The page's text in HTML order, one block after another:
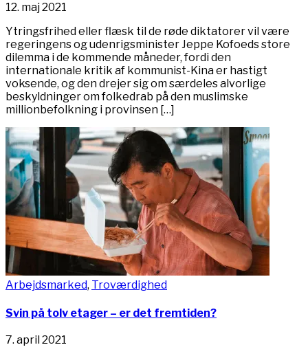
12. maj 2021
Ytringsfrihed eller flæsk til de røde diktatorer vil være
regeringens og udenrigsminister Jeppe Kofoeds store
dilemma i de kommende måneder, fordi den
internationale kritik af kommunist-Kina er hastigt
voksende, og den drejer sig om særdeles alvorlige
beskyldninger om folkedrab på den muslimske
millionbefolkning i provinsen […]
Arbejdsmarked, Troværdighed
Svin på tolv etager – er det fremtiden?
7. april 2021